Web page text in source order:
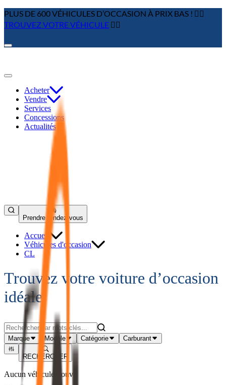
PLUS DE 600 VÉHICULES D’OCCASION À PRIX BAS ! 👉🏼
TROUVEZ VOTRE VÉHICULE 👈🏻
Acheter
Vendre
Services
Concessions
Actualités
Prendre rendez-vous
Accueil
Véhicules d'occasion
CL
Trouvez votre voiture d’occasion
idéale
Marque Modèle Catégorie Carburant
RECHERCHER
Aucun véhicule trouvé